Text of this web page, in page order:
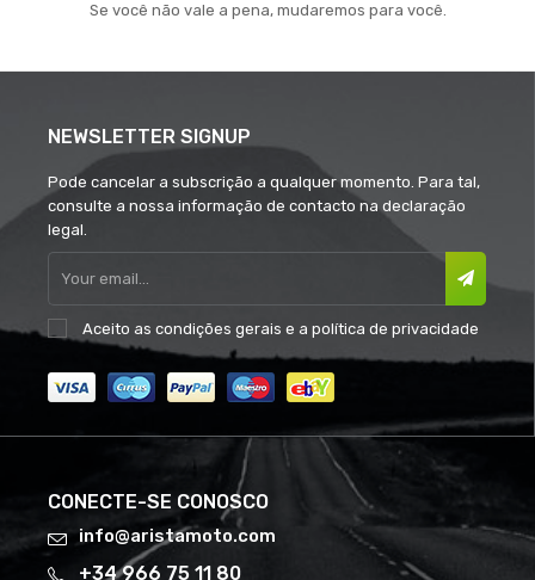
Se você não vale a pena, mudaremos para você.
NEWSLETTER SIGNUP
Pode cancelar a subscrição a qualquer momento. Para tal,
consulte a nossa informação de contacto na declaração
legal.
Aceito as condições gerais e a política de privacidade
CONECTE-SE CONOSCO
info@aristamoto.com
+34 966 75 11 80